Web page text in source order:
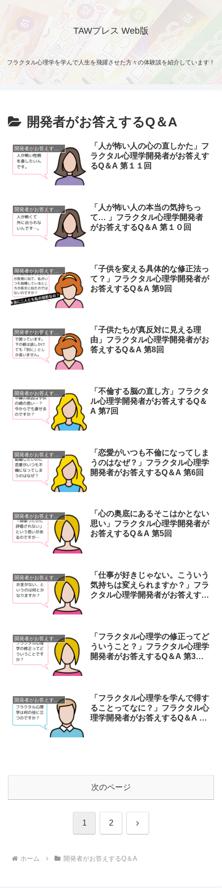
TAWプレス Web版
フラクタル心理学を学んで人生を飛躍させた方々の体験談を紹介しています！
開発者がお答えするQ＆A
開発者がお答えするQ＆A
「人が怖い人の心の直しかた」フ
ラクタル心理学開発者がお答えす
るQ＆A 第１１回
開発者がお答えするQ＆A
「人が怖い人の本当の気持ちっ
て… 」フラクタル心理学開発者
がお答えするQ＆A 第１０回
開発者がお答えするQ＆A
「子供を変える具体的な修正法っ
て？」フラクタル心理学開発者が
お答えするQ＆A 第9回
開発者がお答えするQ＆A
「子供たちが真反対に見える理
由」フラクタル心理学開発者がお
答えするQ＆A 第8回
開発者がお答えするQ＆A
「不倫する脳の直し方」フラクタ
ル心理学開発者がお答えするQ＆
A 第7回
開発者がお答えするQ＆A
「恋愛がいつも不倫になってしま
うのはなぜ？」フラクタル心理学
開発者がお答えするQ＆A 第6回
開発者がお答えするQ＆A
「心の奥底にあるそこはかとない
思い」フラクタル心理学開発者が
お答えするQ＆A 第5回
開発者がお答えするQ＆A
「仕事が好きじゃない。こういう
気持ちは変えられますか？」フラ
クタル心理学開発者がお答えする
開発者がお答えするQ＆A
「フラクタル心理学の修正ってど
ういうこと？」フラクタル心理学
開発者がお答えするQ＆A 第3
開発者がお答えするQ＆A
「フラクタル心理学を学んで得す
ることってなに？」フラクタル心
理学開発者がお答えするQ＆A 第
次のページ
1 2 次
ホーム 開発者がお答えするQ＆A